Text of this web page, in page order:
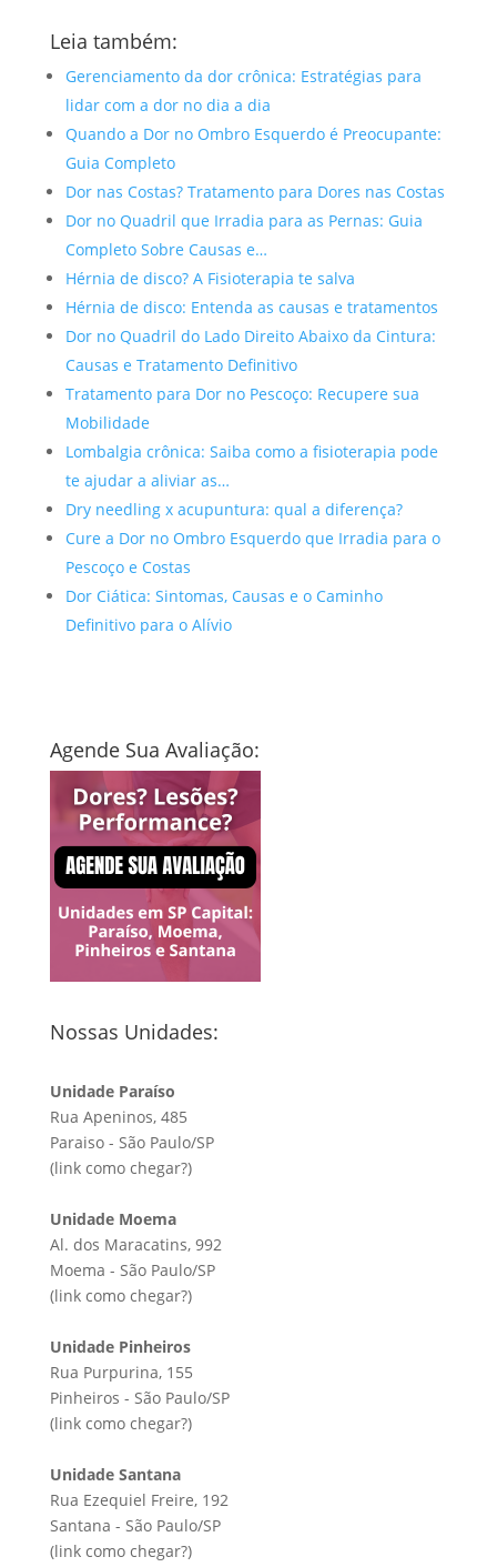
Leia também:
Gerenciamento da dor crônica: Estratégias para
lidar com a dor no dia a dia
Quando a Dor no Ombro Esquerdo é Preocupante:
Guia Completo
Dor nas Costas? Tratamento para Dores nas Costas
Dor no Quadril que Irradia para as Pernas: Guia
Completo Sobre Causas e…
Hérnia de disco? A Fisioterapia te salva
Hérnia de disco: Entenda as causas e tratamentos
Dor no Quadril do Lado Direito Abaixo da Cintura:
Causas e Tratamento Definitivo
Tratamento para Dor no Pescoço: Recupere sua
Mobilidade
Lombalgia crônica: Saiba como a fisioterapia pode
te ajudar a aliviar as…
Dry needling x acupuntura: qual a diferença?
Cure a Dor no Ombro Esquerdo que Irradia para o
Pescoço e Costas
Dor Ciática: Sintomas, Causas e o Caminho
Definitivo para o Alívio
Agende Sua Avaliação:
Nossas Unidades:
Unidade Paraíso
Rua Apeninos, 485
Paraiso - São Paulo/SP
(link como chegar?)
Unidade Moema
Al. dos Maracatins, 992
Moema - São Paulo/SP
(link como chegar?)
Unidade Pinheiros
Rua Purpurina, 155
Pinheiros - São Paulo/SP
(link como chegar?)
Unidade Santana
Rua Ezequiel Freire, 192
Santana - São Paulo/SP
(link como chegar?)